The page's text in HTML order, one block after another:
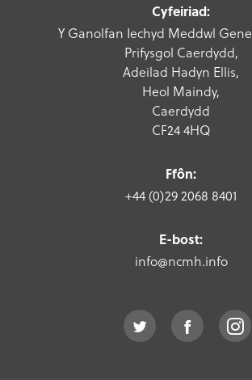
Cyfeiriad:
Y Ganolfan Iechyd Meddwl
Prifysgol Caerdydd,
Adeilad Hadyn Ellis,
Heol Maindy,
Caerdydd
CF24 4HQ
Ffôn:
+44 (0)29 2068 8401
E-bost:
info@ncmh.info